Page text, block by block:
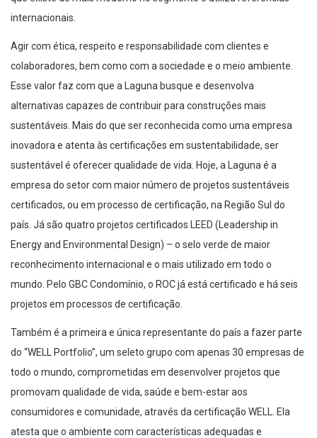
internacionais.
Agir com ética, respeito e responsabilidade com clientes e
colaboradores, bem como com a sociedade e o meio ambiente.
Esse valor faz com que a Laguna busque e desenvolva
alternativas capazes de contribuir para construções mais
sustentáveis. Mais do que ser reconhecida como uma empresa
inovadora e atenta às certificações em sustentabilidade, ser
sustentável é oferecer qualidade de vida. Hoje, a Laguna é a
empresa do setor com maior número de projetos sustentáveis
certificados, ou em processo de certificação, na Região Sul do
país. Já são quatro projetos certificados LEED ( Leadership in
Energyand Environmental Design) – o selo verde de maior
reconhecimento internacional e o mais utilizado em todo o
mundo . Pelo GBC Condomínio, o ROC já está certificado e há seis
projetos em processos de certificação.
Também é a primeira e única representante do país a fazer parte
do “WELL Portfolio”, um seleto grupo com apenas 30 empresas de
todo o mundo, comprometidas em desenvolver projetos que
promovam qualidade de vida, saúde e bem-estar aos
consumidores e comunidade, através da certificação WELL. Ela
atesta que o ambiente com características adequadas e